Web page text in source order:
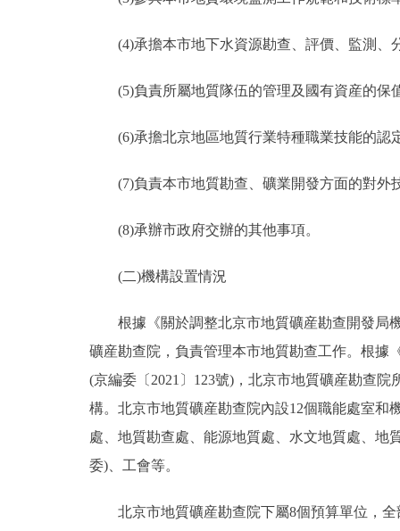
(4)承擔本市地下水資源勘查、評價、監測、
(5)負責所屬地質隊伍的管理及國有資産的保
(6)承擔北京地區地質行業特種職業技能的認
(7)負責本市地質勘查、礦業開發方面的對外
(8)承辦市政府交辦的其他事項。
(二)機構設置情況
根據《關於調整北京市地質礦産勘查開發局機
礦産勘查院，負責管理本市地質勘查工作。根據
(京編委〔2021〕123號)，北京市地質礦産勘查
構。北京市地質礦産勘查院內設12個職能處室和
處、地質勘查處、能源地質處、水文地質處、地
委)、工會等。
北京市地質礦産勘查院下屬8個預算單位，全